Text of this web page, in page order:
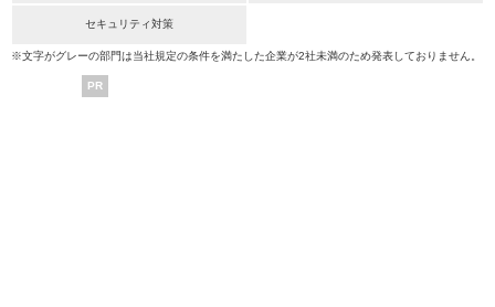
セキュリティ対策
※文字がグレーの部門は当社規定の条件を満たした企業が2社未満のため発表しておりません。
PR